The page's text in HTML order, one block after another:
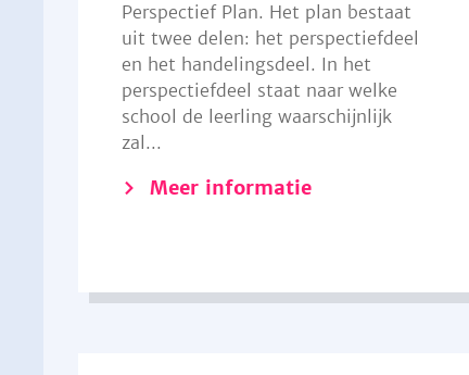
Perspectief Plan. Het plan bestaat
uit twee delen: het perspectiefdeel
en het handelingsdeel. In het
perspectiefdeel staat naar welke
school de leerling waarschijnlijk
zal...
Meer informatie